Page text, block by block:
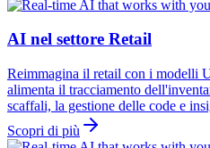
AI nel settore Retail
Reimmagina il retail con i modelli
alimenta il tracciamento
scaffali, la gestione delle code e
Scopri di più